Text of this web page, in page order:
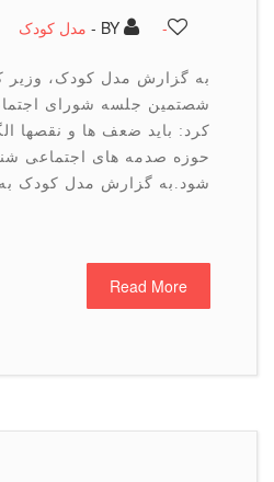
BY - مدل کودک
به گزارش مدل کودک، وزیر کشور
شصتمین جلسه شورای اجتماعی
کرد: باید ضعف ها و نقصها الگوهای
حوزه صدمه های اجتماعی
شود.به گزارش مدل کودک به نقل
Read More